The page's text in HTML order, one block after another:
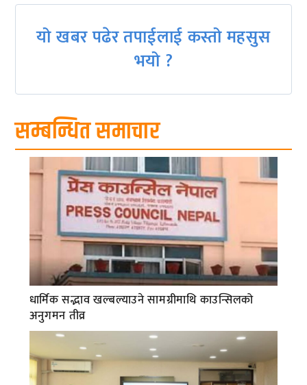
यो खबर पढेर तपाईलाई कस्तो महसुस
भयो ?
सम्बन्धित समाचार
धार्मिक सद्भाव खल्बल्याउने सामग्रीमाथि काउन्सिलको
अनुगमन तीव्र